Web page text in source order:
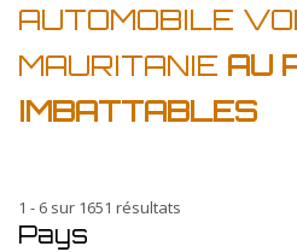
AUTOMOBILE
MAURITANIE AU
IMBATTABLES
1 - 6 sur 1651 résultats
Pays